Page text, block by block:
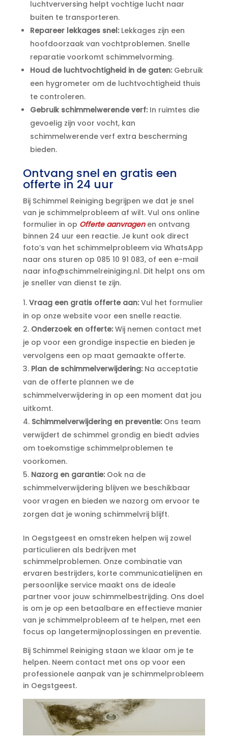
luchtverversing helpt vochtige lucht naar
buiten te transporteren.​
Repareer lekkages snel:Lekkages zijn een
hoofdoorzaak van vochtproblemen.​ Snelle
reparatie voorkomt schimmelvorming.​
Houd de luchtvochtigheid in de gaten:Gebruik
een hygrometer om de luchtvochtigheid thuis
te controleren.​
Gebruik schimmelwerende verf:In ruimtes die
gevoelig zijn voor vocht, kan
schimmelwerende verf extra bescherming
bieden.​
Ontvang snel en gratis een
offerte in 24 uur
Bij Schimmel Reiniging begrijpen we dat je snel
van je schimmelprobleem af wilt.​ Vul ons online
formulier in op Offerte aanvragenen ontvang
binnen 24 uur een reactie.​ Je kunt ook direct
foto’s van het schimmelprobleem via WhatsApp
naar ons sturen op 085 10 91 083, of een e-mail
naar info@schimmelreiniging.​nl.​ Dit helpt ons om
je sneller van dienst te zijn.​
Vraag een gratis offerte aan:Vul het formulier
in op onze website voor een snelle reactie.​
Onderzoek en offerte:Wij nemen contact met
je op voor een grondige inspectie en bieden je
vervolgens een op maat gemaakte offerte.​
Plan de schimmelverwijdering:Na acceptatie
van de offerte plannen we de
schimmelverwijdering in op een moment dat jou
uitkomt.​
Schimmelverwijdering en preventie:Ons team
verwijdert de schimmel grondig en biedt advies
om toekomstige schimmelproblemen te
voorkomen.​
Nazorg en garantie:Ook na de
schimmelverwijdering blijven we beschikbaar
voor vragen en bieden we nazorg om ervoor te
zorgen dat je woning schimmelvrij blijft.​
In Oegstgeest en omstreken helpen wij zowel
particulieren als bedrijven met
schimmelproblemen.​ Onze combinatie van
ervaren bestrijders, korte communicatielijnen en
persoonlijke service maakt ons de ideale
partner voor jouw schimmelbestrijding.​ Ons doel
is om je op een betaalbare en effectieve manier
van je schimmelprobleem af te helpen, met een
focus op langetermijnoplossingen en preventie.​
Bij Schimmel Reiniging staan we klaar om je te
helpen.​ Neem contact met ons op voor een
professionele aanpak van je schimmelprobleem
in Oegstgeest.​